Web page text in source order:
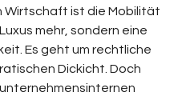
Wirtschaft ist die Mobilität
mehr, sondern eine
Es geht um rechtliche
Dickicht. Doch